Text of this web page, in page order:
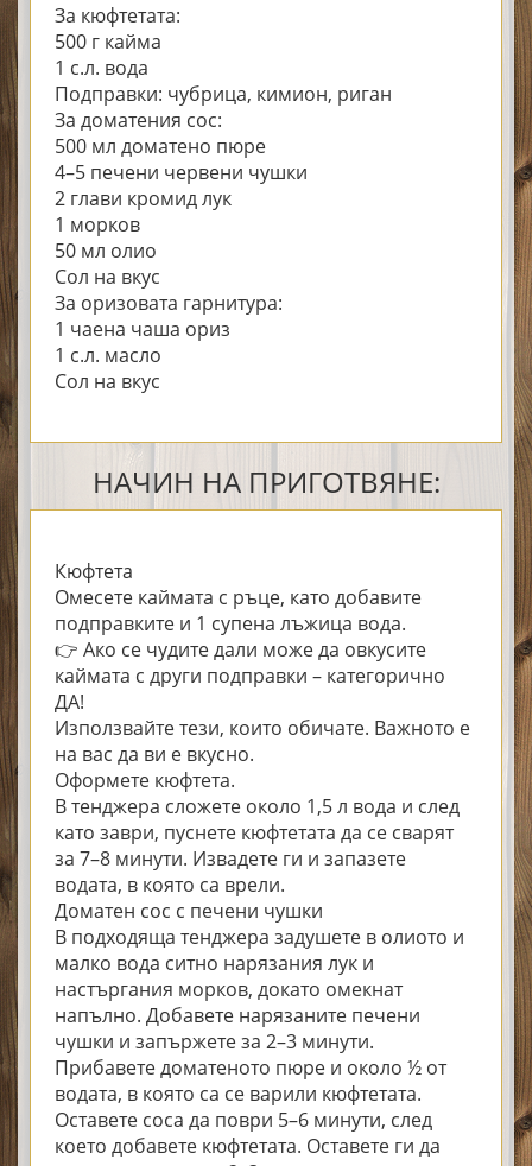
За кюфтетата:
500 г кайма
1 с.л. вода
Подправки: чубрица, кимион, риган
За доматения сос:
500 мл доматено пюре
4–5 печени червени чушки
2 глави кромид лук
1 морков
50 мл олио
Сол на вкус
За оризовата гарнитура:
1 чаена чаша ориз
1 с.л. масло
Сол на вкус
НАЧИН НА ПРИГОТВЯНЕ:
Кюфтета
Омесете каймата с ръце, като добавите
подправките и 1 супена лъжица вода.
👉 Ако се чудите дали може да овкусите
каймата с други подправки – категорично
ДА!
Използвайте тези, които обичате. Важното е
на вас да ви е вкусно.
Оформете кюфтета.
В тенджера сложете около 1,5 л вода и след
като заври, пуснете кюфтетата да се сварят
за 7–8 минути. Извадете ги и запазете
водата, в която са врели.
Доматен сос с печени чушки
В подходяща тенджера задушете в олиото и
малко вода ситно нарязания лук и
настъргания морков, докато омекнат
напълно. Добавете нарязаните печени
чушки и запържете за 2–3 минути.
Прибавете доматеното пюре и около ½ от
водата, в която са се варили кюфтетата.
Оставете соса да поври 5–6 минути, след
което добавете кюфтетата. Оставете ги да